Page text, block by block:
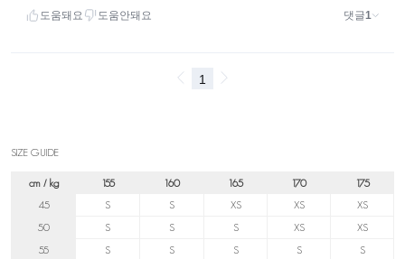
SIZE GUIDE
cm / kg 155 160 165 170
175
45
S S XS XS
XS
50
S S S XS
XS
55
S S S S
S